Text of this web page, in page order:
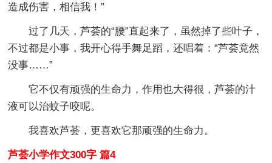
造成伤害，相信我！”
过了几天，芦荟的“腰”直起来了，虽然掉了些叶子，
不过都是小事，我开心得手舞足蹈，还唱着：“芦荟竟然
没事……”
它不仅有顽强的生命力，作用也大得很，芦荟的汁
液可以治蚊子咬呢。
我喜欢芦荟，更喜欢它那顽强的生命力。
芦荟小学作文300字 篇4